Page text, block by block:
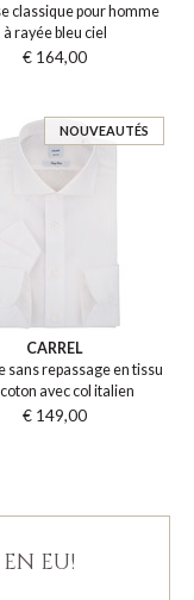
classique pour homme
à rayée bleu ciel
€ 164,00
NOUVEAUTÉS
CARREL
sans repassage en tissu
avec col italien
€ 149,00
EU!